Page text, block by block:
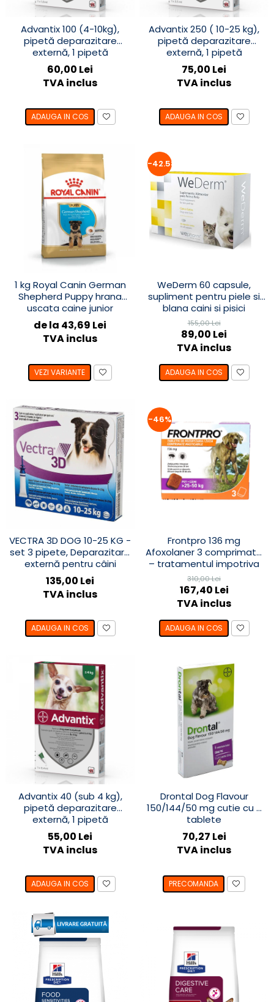
Advantix 100 (4-10kg),
pipetă deparazitare
externă, 1 pipetă
60,00 Lei
TVA inclus
ADAUGA IN COS
Advantix 250 ( 10-25 kg),
pipetă deparazitare
externă, 1 pipetă
75,00 Lei
TVA inclus
ADAUGA IN COS
1 kg Royal Canin German
Shepherd Puppy hrana
uscata caine junior
Ciobanesc German
de la 43,69 Lei
TVA inclus
VEZI VARIANTE
-42.58%
WeDerm 60 capsule,
supliment pentru piele si
blana caini si pisici
155,00 Lei
89,00 Lei
TVA inclus
ADAUGA IN COS
VECTRA 3D DOG 10-25 KG -
set 3 pipete, Deparazitare
externă pentru câini
135,00 Lei
TVA inclus
ADAUGA IN COS
-46%
Frontpro 136 mg
Afoxolaner 3 comprimate
– tratamentul impotriva
puricilor și căpușeselor
câini 25-50 kg
310,00 Lei
167,40 Lei
TVA inclus
ADAUGA IN COS
Advantix 40 (sub 4 kg),
pipetă deparazitare
externă, 1 pipetă
55,00 Lei
TVA inclus
ADAUGA IN COS
Drontal Dog Flavour
150/144/50 mg cutie cu 6
tablete
70,27 Lei
TVA inclus
PRECOMANDA